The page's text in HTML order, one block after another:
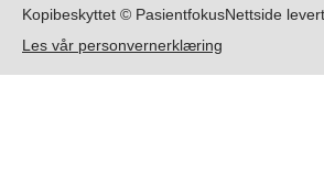
Kopibeskyttet ©️ Pasientfokus
Les vår personvernerklæring
Nettside